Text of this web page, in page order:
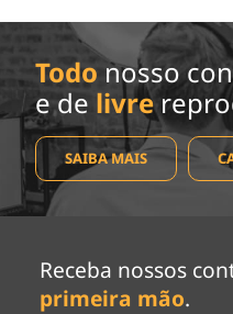
Todo nosso
e de livre
SAIBA MAIS
Receba nossos
primeira mão.